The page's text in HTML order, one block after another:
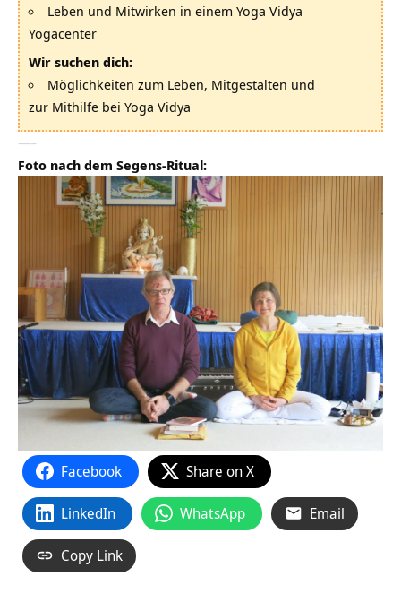
Leben und Mitwirken in einem Yoga Vidya
Yogacenter
Wir suchen dich:
Möglichkeiten zum Leben, Mitgestalten und
zur Mithilfe bei Yoga Vidya
—–
Foto nach dem Segens-Ritual:
Facebook Share on X
LinkedIn WhatsApp Email
Copy Link